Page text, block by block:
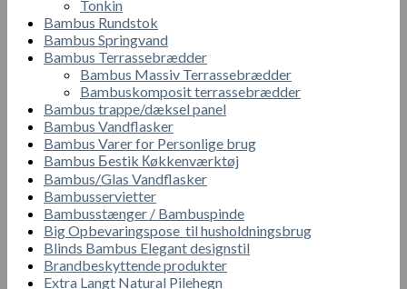
Tonkin
Bambus Rundstok
Bambus Springvand
Bambus Terrassebrædder
Bambus Massiv Terrassebrædder
Bambuskomposit terrassebrædder
Bambus trappe/dæksel panel
Bambus Vandflasker
Bambus Varer for Personlige brug
Bambus Бestik Кøkkenværktøj
Bambus/Glas Vandflasker
Bambusservietter
Bambusstænger / Bambuspinde
Big Opbevaringspose til husholdningsbrug
Blinds Bambus Elegant designstil
Brandbeskyttende produkter
Extra Langt Natural Pilehegn